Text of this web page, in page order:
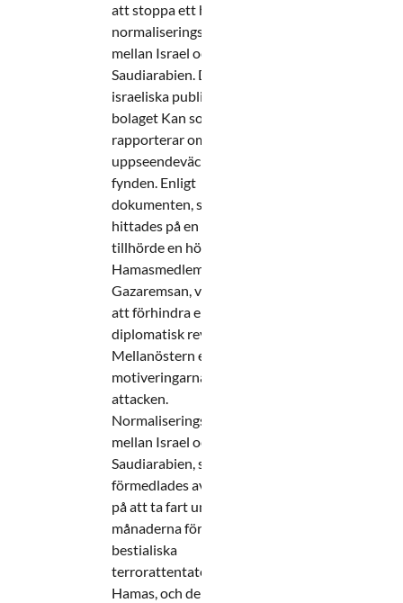
att stoppa ett historiskt
normaliseringsavtal
mellan Israel och
Saudiarabien. Det är det
israeliska public service-
bolaget Kan som
rapporterar om de
uppseendeväckande
fynden. Enligt
dokumenten, som
hittades på en dator som
tillhörde en högt uppsatt
Hamasmedlem på
Gazaremsan, var önskan
att förhindra en
diplomatisk revolution i
Mellanöstern en av
motiveringarna bakom
attacken.
Normaliseringsprocessen
mellan Israel och
Saudiarabien, som
förmedlades av USA, höll
på att ta fart under
månaderna före det
bestialiska
terrorattentatet. För
Hamas, och deras